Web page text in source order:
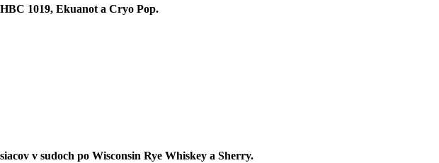
1019, Ekuanot a Cryo Pop.
v sudoch po Wisconsin Rye Whiskey a Sherry.